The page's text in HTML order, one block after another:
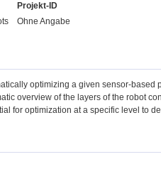
Projekt-ID
Ohne Angabe
optimizing a given sensor-based
overview of the layers of the robot
for optimization at a specific level to